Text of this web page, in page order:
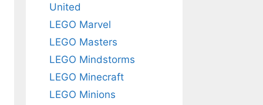
United
LEGO Marvel
LEGO Masters
LEGO Mindstorms
LEGO Minecraft
LEGO Minions